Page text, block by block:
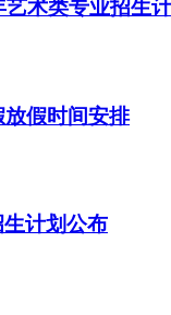
艺术类专业招生
假时间安排
计划公布